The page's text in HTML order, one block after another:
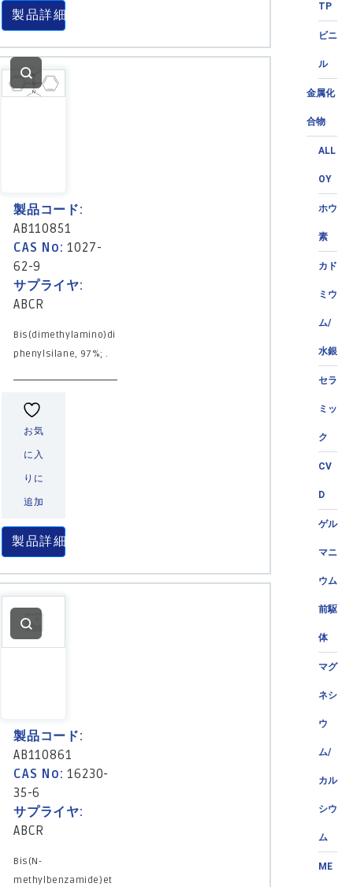
TP
ビニ
ル
金属化
合物
ALL
OY
ホウ
素
カド
ミウ
ム/
水銀
セラ
ミッ
ク
CV
D
ゲル
マニ
ウム
前駆
体
マグ
ネシ
ウ
ム/
カル
シウ
ム
ME
製品詳細
製品コード:
AB110851
CAS No:1027-
62-9
サプライヤ:
ABCR
Bis(dimethylamino)di
phenylsilane, 97%; .
お気
に入
りに
追加
製品詳細
製品コード:
AB110861
CAS No:16230-
35-6
サプライヤ:
ABCR
Bis(N-
methylbenzamide)et